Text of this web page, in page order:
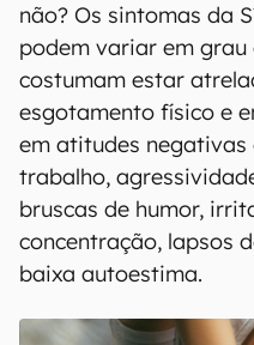
não? Os sintomas da
podem variar em grau
costumam estar
esgotamento físico e
em atitudes negativas
trabalho,
bruscas de humor,
concentração, lapsos
baixa autoestima.